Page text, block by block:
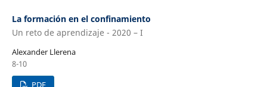
La formación en el confinamiento
Un reto de aprendizaje - 2020 – I
Alexander Llerena
8-10
PDF